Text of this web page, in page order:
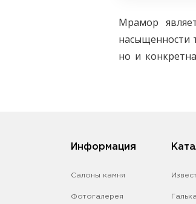
Мрамор
насыщенности
но и
Информация
Салоны камня
Фотогалерея Галька